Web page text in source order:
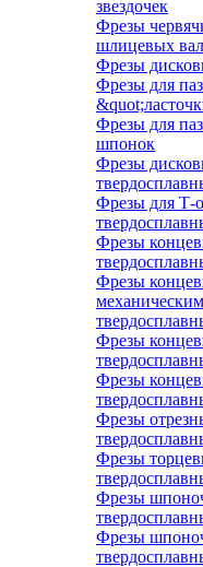
звездочек
Фрезы
шлицевых
Фрезы
Фрезы для
Фрезы для
шпонок
Фрезы
Фрезы для Т-
Фрезы
Фрезы
Фрезы
Фрезы
Фрезы
Фрезы
Фрезы
Фрезы